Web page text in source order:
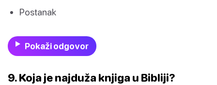
Postanak
Pokaži odgovor
9. Koja je najduža knjiga u Bibliji?